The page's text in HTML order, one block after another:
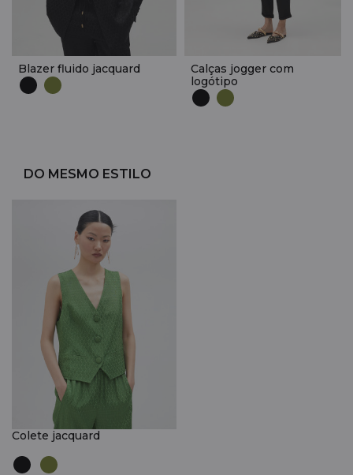
Blazer fluido jacquard
Calças jogger com
logótipo
DO MESMO ESTILO
Colete jacquard